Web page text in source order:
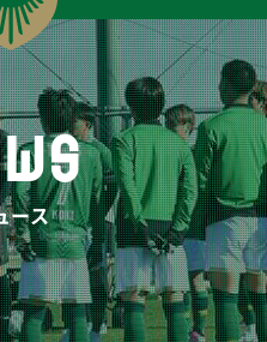
ース